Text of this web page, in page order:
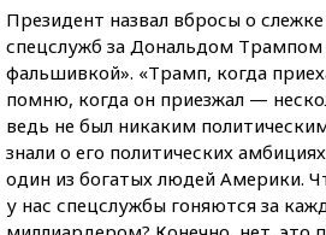
Президент назвал вбросы о
спецслужб за Дональдом Трампом
фальшивкой». «Трамп, когда
помню, когда он приезжал —
ведь не был никаким
знали о его политических
один из богатых людей Америки.
у нас спецслужбы гоняются за